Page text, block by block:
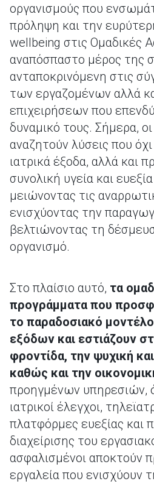
οργανισμούς που
πρόληψη και την
wellbeing στις Ομαδικές
αναπόσπαστο μέρος της
ανταποκρινόμενη στις
των εργαζομένων αλλά
επιχειρήσεων που
δυναμικό τους. Σήμερα,
αναζητούν λύσεις που
ιατρικά έξοδα, αλλά και
συνολική υγεία και
μειώνοντας τις
ενισχύοντας την
βελτιώνοντας τη
οργανισμό.
Στο πλαίσιο αυτό, τα
προγράμματα που
το παραδοσιακό
εξόδων και εστιάζουν
φροντίδα, την ψυχική
καθώς και την
προηγμένων υπηρεσιών,
ιατρικοί έλεγχοι,
πλατφόρμες ευεξίας και
διαχείρισης του
ασφαλισμένοι αποκτούν
εργαλεία που ενισχύουν